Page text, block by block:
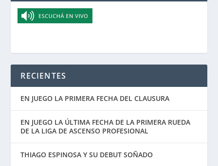
RECIENTES
EN JUEGO LA PRIMERA FECHA DEL CLAUSURA
EN JUEGO LA ÚLTIMA FECHA DE LA PRIMERA RUEDA
DE LA LIGA DE ASCENSO PROFESIONAL
THIAGO ESPINOSA Y SU DEBUT SOÑADO